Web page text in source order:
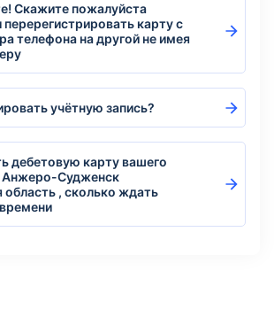
Скажите пожалуйста
карту с
телефона на другой не имея
учётную запись?
дебетовую карту вашего
Анжеро-Судженск
область , сколько ждать